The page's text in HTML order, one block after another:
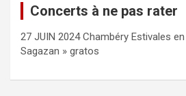
Concerts à ne pas rater
27 JUIN 2024 Chambéry Estivales
Sagazan » gratos